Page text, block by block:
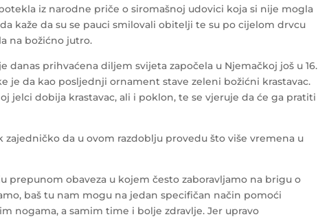
iz narodne priče o siromašnoj udovici koja si nije mogla
kaže da su se pauci smilovali obitelji te su po cijelom drvcu
na božićno jutro.
danas prihvaćena diljem svijeta započela u Njemačkoj još u 16.
je da kao posljednji ornament stave zeleni božićni krastavac.
jelci dobija krastavac, ali i poklon, te se vjeruje da će ga pratiti
da u ovom razdoblju provedu što više vremena u
obaveza u kojem često zaboravljamo na brigu o
baš tu nam mogu na jedan specifičan način pomoći
nogama, a samim time i bolje zdravlje. Jer upravo